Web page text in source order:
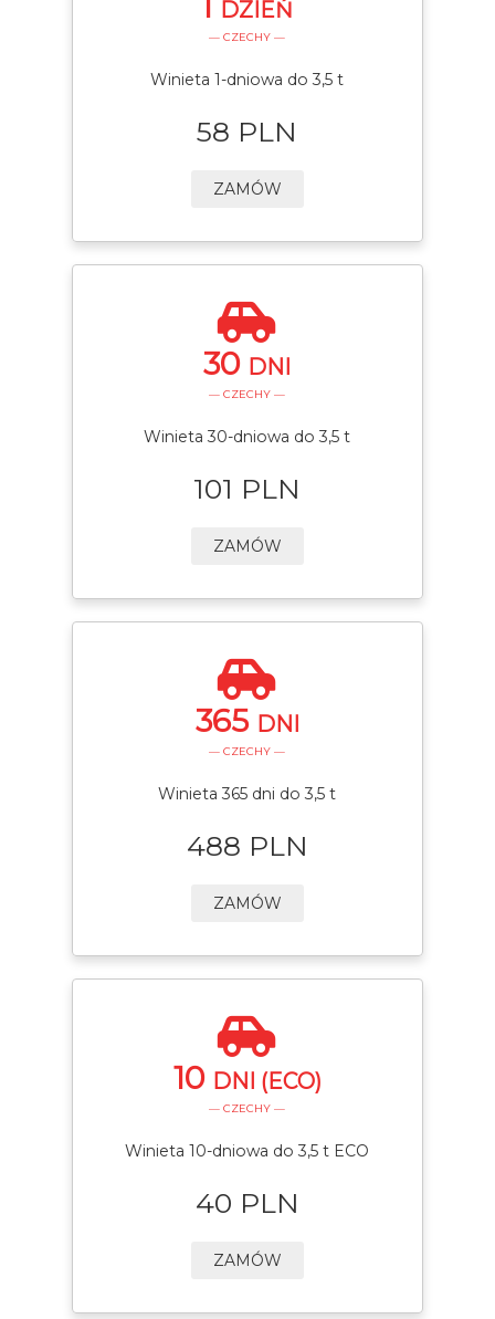
DZIEŃ
— CZECHY —
Winieta 1-dniowa do 3,5 t
58 PLN
ZAMÓW
30 DNI
— CZECHY —
Winieta 30-dniowa do 3,5 t
101 PLN
ZAMÓW
365 DNI
— CZECHY —
Winieta 365 dni do 3,5 t
488 PLN
ZAMÓW
10 DNI (ECO)
— CZECHY —
Winieta 10-dniowa do 3,5 t ECO
40 PLN
ZAMÓW